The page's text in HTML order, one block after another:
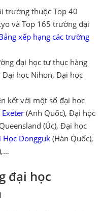
trường thuộc Top 40
và Top 165 trường đại
xếp hạng các trường
đại học tư thục hàng
Đại học Nihon, Đại học
kết với một số đại học
(Anh Quốc), Đại học
(Úc), Đại học
Học Dongguk(Hàn Quốc),
đại học